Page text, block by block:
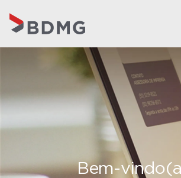
Bem-